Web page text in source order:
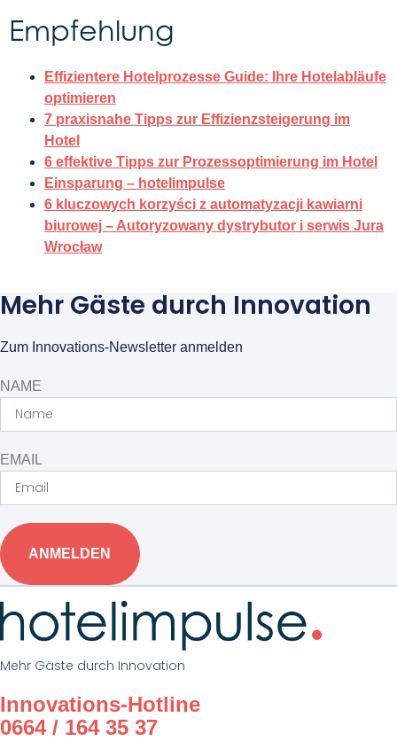
Empfehlung
Effizientere Hotelprozesse Guide: Ihre Hotelabläufe
optimieren
7 praxisnahe Tipps zur Effizienzsteigerung im
Hotel
6 effektive Tipps zur Prozessoptimierung im Hotel
Einsparung – hotelimpulse
6 kluczowych korzyści z automatyzacji kawiarni
biurowej – Autoryzowany dystrybutor i serwis Jura
Wrocław
Mehr Gäste durch Innovation
Zum Innovations-Newsletter anmelden
NAME
EMAIL
ANMELDEN
Mehr Gäste durch Innovation
Innovations-Hotline
0664 / 164 35 37